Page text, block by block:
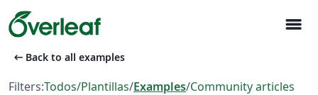
menu
arrow_left_alt Back to all examples
Filters:Todos/Plantillas/Examples/Community articles